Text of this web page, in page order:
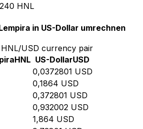
HNL
in US-Dollar umrechnen
USD currency pair
HNL US-DollarUSD
0,0372801 USD
0,1864 USD
0,372801 USD
0,932002 USD
1,864 USD